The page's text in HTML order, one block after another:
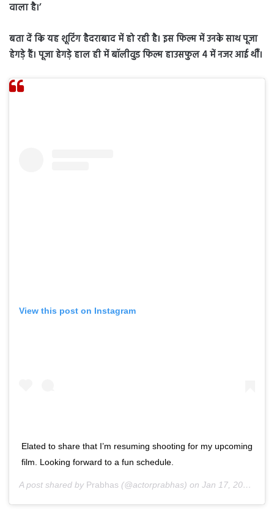
वाला है।’
बता दें कि यह शूटिंग हैदराबाद में हो रही है। इस फिल्म में उनके साथ पूजा
हेगड़े हैं। पूजा हेगड़े हाल ही में बॉलीवुड फिल्म हाउसफुल 4 में नजर आई थीँ।
View this post on Instagram
Elated to share that I’m resuming shooting for my upcoming
film. Looking forward to a fun schedule.
A post shared by Prabhas (@actorprabhas) on Jan 17, 2020 at 12:23am PST